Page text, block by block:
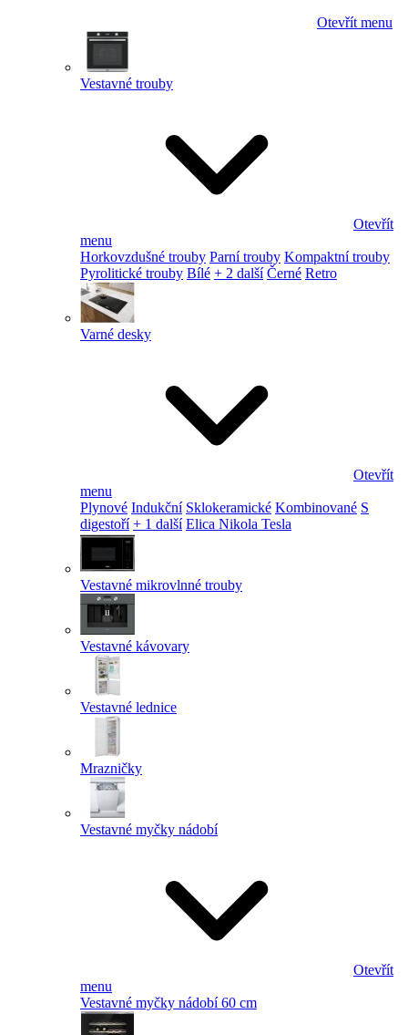
Otevřít menu
Vestavné trouby
Otevřít
menu
Horkovzdušné trouby Parní trouby Kompaktní trouby
Pyrolitické trouby Bílé + 2 další Černé Retro
Varné desky
Otevřít
menu
Plynové Indukční Sklokeramické Kombinované S
digestoří + 1 další Elica Nikola Tesla
Vestavné mikrovlnné trouby
Vestavné kávovary
Vestavné lednice
Mrazničky
Vestavné myčky nádobí
Otevřít
menu
Vestavné myčky nádobí 60 cm